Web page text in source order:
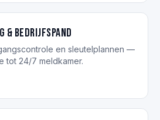
& bedrijfspand
en sleutelplannen —
tot 24/7 meldkamer.